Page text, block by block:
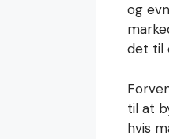
og
det til
til at
hvis